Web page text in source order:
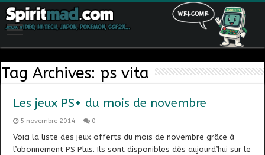
Tag Archives: ps vita
Les jeux PS+ du mois de novembre
5 novembre 2014 0
Voici la liste des jeux offerts du mois de novembre grâce à
l’abonnement PS Plus. Ils sont disponibles dès aujourd’hui sur le